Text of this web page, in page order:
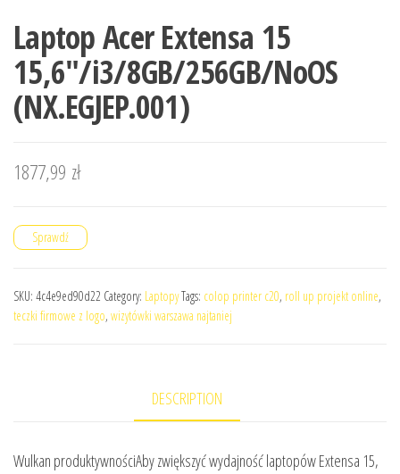
Laptop Acer Extensa 15
15,6″/i3/8GB/256GB/NoOS
(NX.EGJEP.001)
1877,99 zł
Sprawdź
SKU: 4c4e9ed90d22 Category: LaptopyTags: colop printer c20, roll up projekt online,
teczki firmowe z logo, wizytówki warszawa najtaniej
DESCRIPTION
Wulkan produktywnościAby zwiększyć wydajność laptopów Extensa 15,